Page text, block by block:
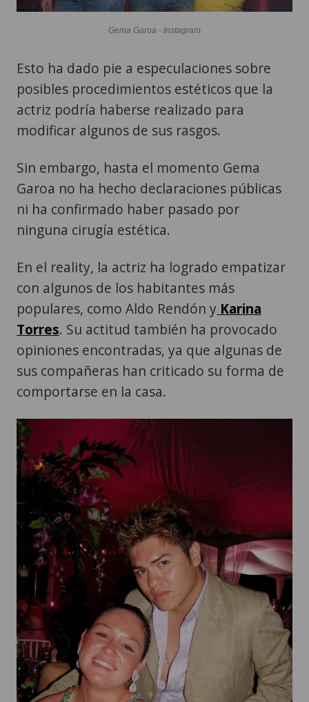
Gema Garoa - Instagram
Esto ha dado pie a especulaciones sobre
posibles procedimientos estéticos que la
actriz podría haberse realizado para
modificar algunos de sus rasgos.
Sin embargo, hasta el momento Gema
Garoa no ha hecho declaraciones públicas
ni ha confirmado haber pasado por
ninguna cirugía estética.
En el reality, la actriz ha logrado empatizar
con algunos de los habitantes más
populares, como Aldo Rendón y Karina
Torres. Su actitud también ha provocado
opiniones encontradas, ya que algunas de
sus compañeras han criticado su forma de
comportarse en la casa.